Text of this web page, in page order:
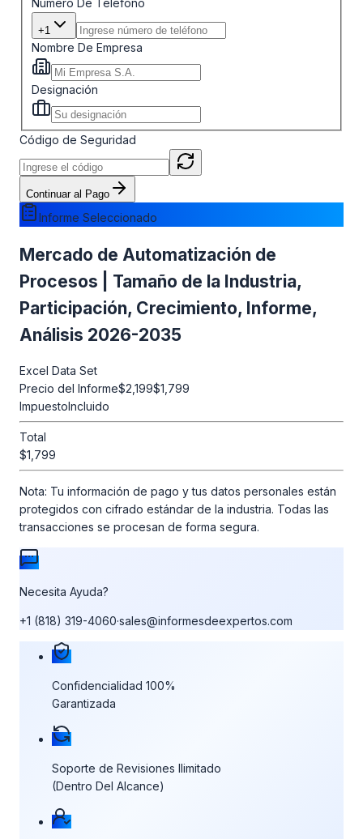
+1
Nombre De Empresa
Designación
Código de Seguridad
Continuar al Pago
Informe Seleccionado
Mercado de Automatización de
Procesos | Tamaño de la Industria,
Participación, Crecimiento, Informe,
Análisis 2026-2035
Excel Data Set
Precio del Informe$2,199$1,799
ImpuestoIncluido
Total
$1,799
Nota: Tu información de pago y tus datos personales están
protegidos con cifrado estándar de la industria. Todas las
transacciones se procesan de forma segura.
Necesita Ayuda?
+1 (818) 319-4060·sales@informesdeexpertos.com
Nuestras garantías de compra
Confidencialidad 100%
Garantizada
Soporte de Revisiones Ilimitado
(Dentro Del Alcance)